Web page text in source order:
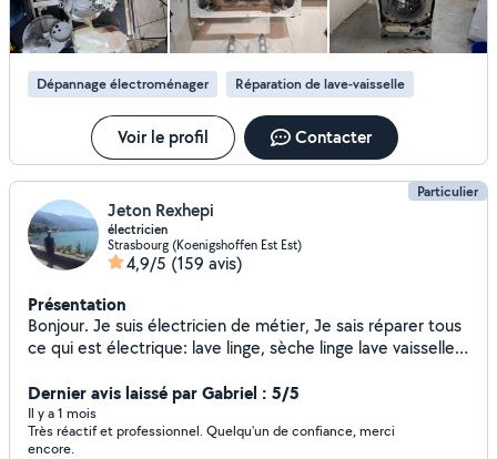
Réfrigérateur, congélateur Plaques à induction et plaques
électriques Multi-marques : Whirlpool, Bosch/Siemens,
Beko, Electrolux/AEG et bien d'autres. Dépannage en
urgence possible Si je ne réponds pas ici, contactez-moi
directement : 07-82-74-88-74 (Disponible et réactif)
Intervention à domicile : Paris (19, 20, 11, 12) + Montreuil,
Rosny, Romainville et alentour
Dépannage électroménager Réparation de lave-vaisselle
Voir le profil Contacter
Particulier
Jeton Rexhepi
électricien
Strasbourg (Koenigshoffen Est Est)
4,9/5 (159 avis)
Présentation
Bonjour. Je suis électricien de métier, Je sais réparer tous
ce qui est électrique: lave linge, sèche linge lave vaisselle,
Dernier avis laissé par Gabriel : 5/5
Il y a 1 mois
Très réactif et professionnel. Quelqu'un de confiance, merci
encore.